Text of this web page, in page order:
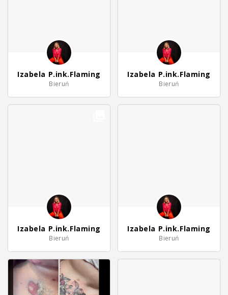
Izabela P.ink.Flaming
Bieruń
Izabela P.ink.Flaming
Bieruń
Izabela P.ink.Flaming
Bieruń
Izabela P.ink.Flaming
Bieruń